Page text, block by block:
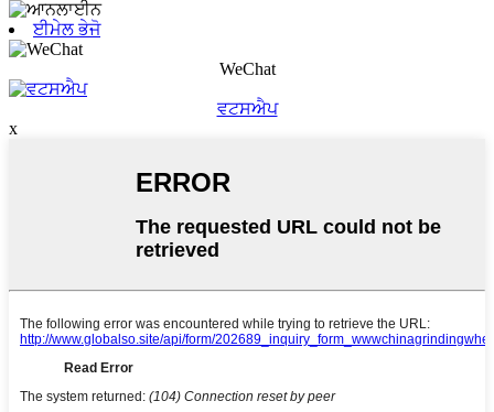
ਈਮੇਲ ਭੇਜੋ
WeChat
ਵਟਸਐਪ
x